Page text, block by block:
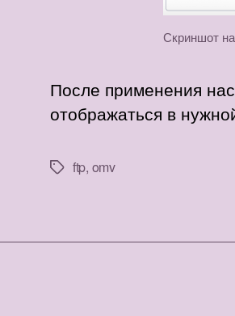
Скриншот
После применения
отображаться в
Метки
ftp, omv